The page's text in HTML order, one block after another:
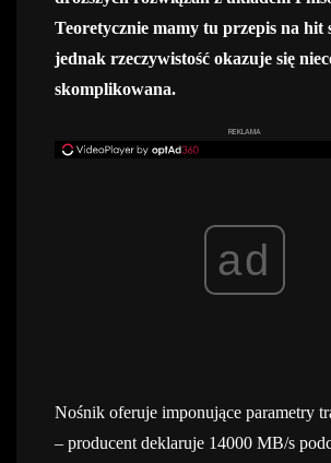
Teoretycznie mamy tu przepis na hit
jednak rzeczywistość okazuje się
skomplikowana.
REKLAMA
ad
Nośnik oferuje imponujące parametry
– producent deklaruje 14000 MB/s